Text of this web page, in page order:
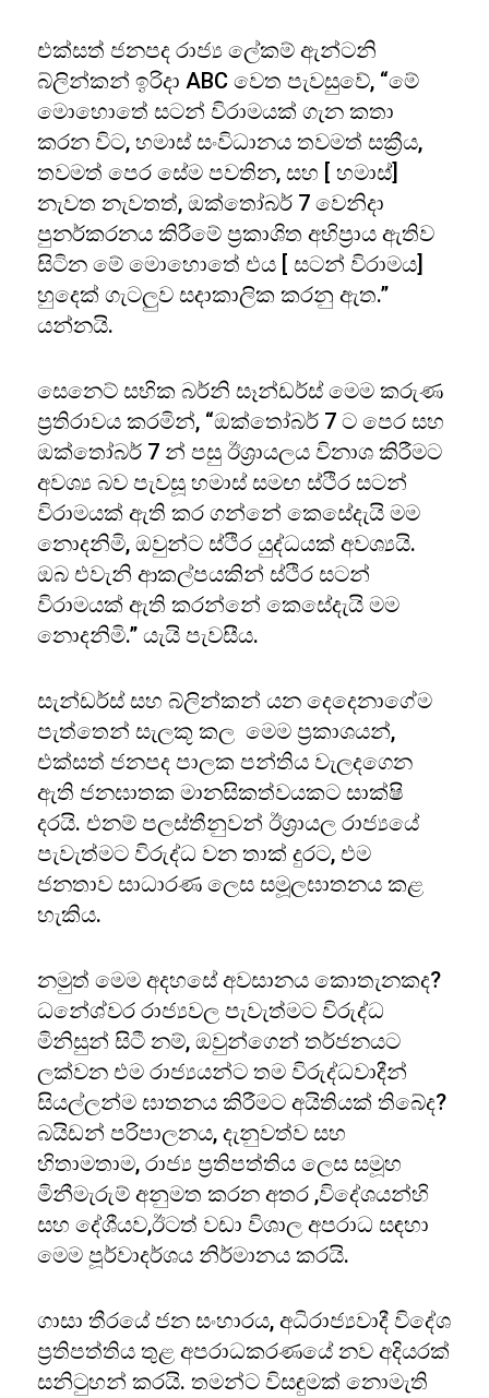
එක්සත් ජනපද රාජ්‍ය ලේකම් ඇන්ටනි
බ්ලින්කන් ඉරිදා ABC වෙත පැවසුවේ, “මේ
මොහොතේ සටන් විරාමයක් ගැන කතා
කරන විට, හමාස් සංවිධානය තවමත් සක්‍රීය,
තවමත් පෙර සේම පවතින, සහ [ හමාස්]
නැවත නැවතත්, ඔක්තෝබර් 7 වෙනිදා
පුනර්කරනය කිරීමේ ප්‍රකාශිත අභිප්‍රාය ඇතිව
සිටින මේ මොහොතේ එය [ සටන් විරාමය]
හුදෙක් ගැටලුව සදාකාලික කරනු ඇත.”
යන්නයි.
සෙනෙට් සභික බර්නි සෑන්ඩර්ස් මෙම කරුණ
ප්‍රතිරාවය කරමින්, “ඔක්තෝබර් 7 ට පෙර සහ
ඔක්තෝබර් 7 න් පසු ඊශ්‍රායලය විනාශ කිරීමට
අවශ්‍ය බව පැවසූ හමාස් සමඟ ස්ථිර සටන්
විරාමයක් ඇති කර ගන්නේ කෙසේදැයි මම
නොදනිමි, ඔවුන්ට ස්ථිර යුද්ධයක් අවශ්‍යයි.
ඔබ එවැනි ආකල්පයකින් ස්ථිර සටන්
විරාමයක් ඇති කරන්නේ කෙසේදැයි මම
නොදනිමි.” යැයි පැවසීය.
සැන්ඩර්ස් සහ බ්ලින්කන් යන දෙදෙනාගේම
පැත්තෙන් සැලකූ කල මෙම ප්‍රකාශයන්,
එක්සත් ජනපද පාලක පන්තිය වැලදගෙන
ඇති ජනඝාතක මානසිකත්වයකට සාක්ෂි
දරයි. එනම් පලස්තීනුවන් ඊශ්‍රායල රාජ්‍යයේ
පැවැත්මට විරුද්ධ වන තාක් දුරට, එම
ජනතාව සාධාරණ ලෙස සමූලඝාතනය කළ
හැකිය.
නමුත් මෙම අදහසේ අවසානය කොතැනකද?
ධනේශ්වර රාජ්‍යවල පැවැත්මට විරුද්ධ
මිනිසුන් සිටී නම්, ඔවුන්ගෙන් තර්ජනයට
ලක්වන එම රාජ්‍යයන්ට තම විරුද්ධවාදීන්
සියල්ලන්ම ඝාතනය කිරීමට අයිතියක් තිබේද?
බයිඩන් පරිපාලනය, දැනුවත්ව සහ
හිතාමතාම, රාජ්‍ය ප්‍රතිපත්තිය ලෙස සමූහ
මිනීමැරුම් අනුමත කරන අතර ,විදේශයන්හි
සහ දේශීයව,ඊටත් වඩා විශාල අපරාධ සඳහා
මෙම පූර්වාදර්ශය නිර්මානය කරයි.
ගාසා තීරයේ ජන සංහාරය, අධිරාජ්‍යවාදී විදේශ
ප්‍රතිපත්තිය තුළ අපරාධකරණයේ නව අදියරක්
සනිටුහන් කරයි. තමන්ට විසඳුමක් නොමැති